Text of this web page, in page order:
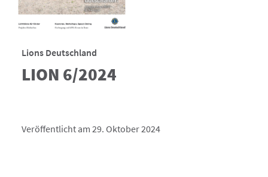
Lions Deutschland
LION 6/2024
Veröffentlicht am 29. Oktober 2024